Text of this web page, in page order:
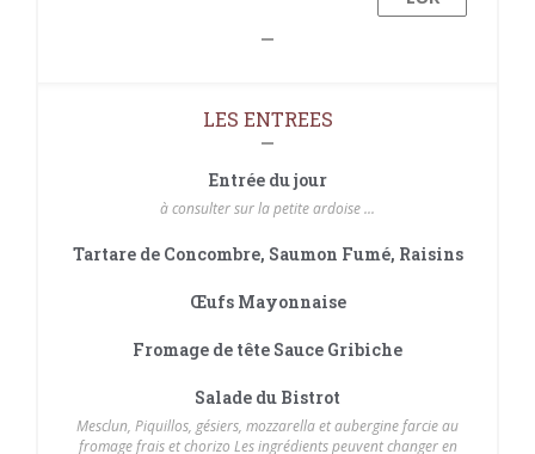
LES ENTREES
Entrée du jour
à consulter sur la petite ardoise ...
Tartare de Concombre, Saumon Fumé, Raisins
Œufs Mayonnaise
Fromage de tête Sauce Gribiche
Salade du Bistrot
Mesclun, Piquillos, gésiers, mozzarella et aubergine farcie au
fromage frais et chorizo Les ingrédients peuvent changer en